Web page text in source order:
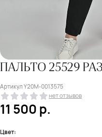
ПАЛЬТО 25529
АртикулY20M-0013575
нет отзывов
11 500р.
Цвет: